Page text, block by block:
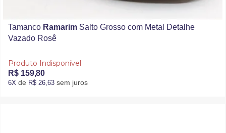
Tamanco Ramarim Salto Grosso com Metal Detalhe
Vazado Rosê
Produto Indisponível
R$ 159,80
6X de R$ 26,63 sem juros